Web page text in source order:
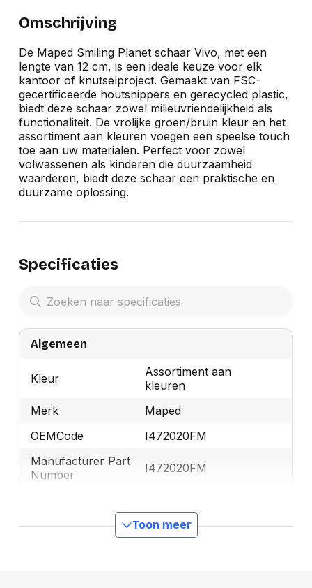
Omschrijving
De Maped Smiling Planet schaar Vivo, met een
lengte van 12 cm, is een ideale keuze voor elk
kantoor of knutselproject. Gemaakt van FSC-
gecertificeerde houtsnippers en gerecycled plastic,
biedt deze schaar zowel milieuvriendelijkheid als
functionaliteit. De vrolijke groen/bruin kleur en het
assortiment aan kleuren voegen een speelse touch
toe aan uw materialen. Perfect voor zowel
volwassenen als kinderen die duurzaamheid
waarderen, biedt deze schaar een praktische en
duurzame oplossing.
Specificaties
Algemeen
Kleur
Assortiment aan
kleuren
Merk
Maped
OEMCode
I472020FM
Manufacturer Part
Number
I472020FM
Schaarlengte
12 cm
Toon meer